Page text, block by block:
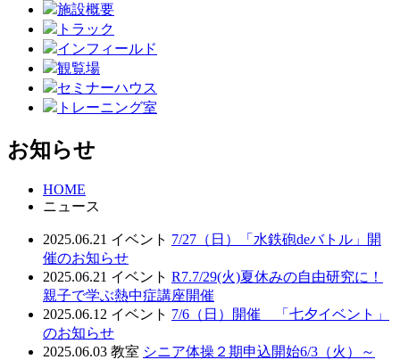
施設概要
トラック
インフィールド
観覧場
セミナーハウス
トレーニング室
お知らせ
HOME
ニュース
2025.06.21 イベント 7/27（日）「水鉄砲deバトル」開
催のお知らせ
2025.06.21 イベント R7.7/29(火)夏休みの自由研究に！
親子で学ぶ熱中症講座開催
2025.06.12 イベント 7/6（日）開催 「七夕イベント」
のお知らせ
2025.06.03 教室 シニア体操２期申込開始6/3（火）～